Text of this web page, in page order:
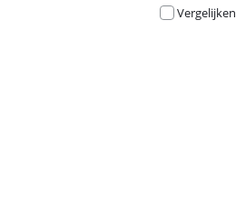
Vergelijken